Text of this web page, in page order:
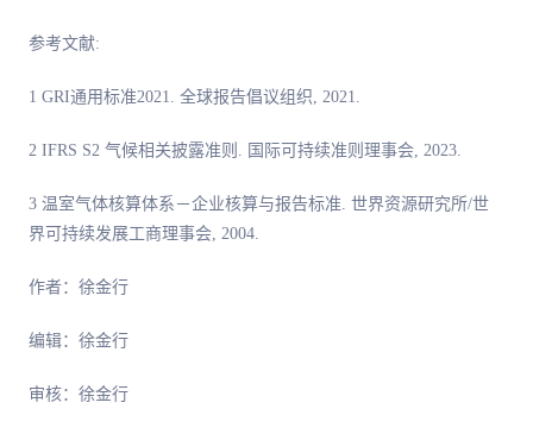
参考文献:
1 GRI通用标准2021. 全球报告倡议组织, 2021.
2 IFRS S2 气候相关披露准则. 国际可持续准则理事会, 2023.
3 温室气体核算体系－企业核算与报告标准. 世界资源研究所/世
界可持续发展工商理事会, 2004.
作者：徐金行
编辑：徐金行
审核：徐金行